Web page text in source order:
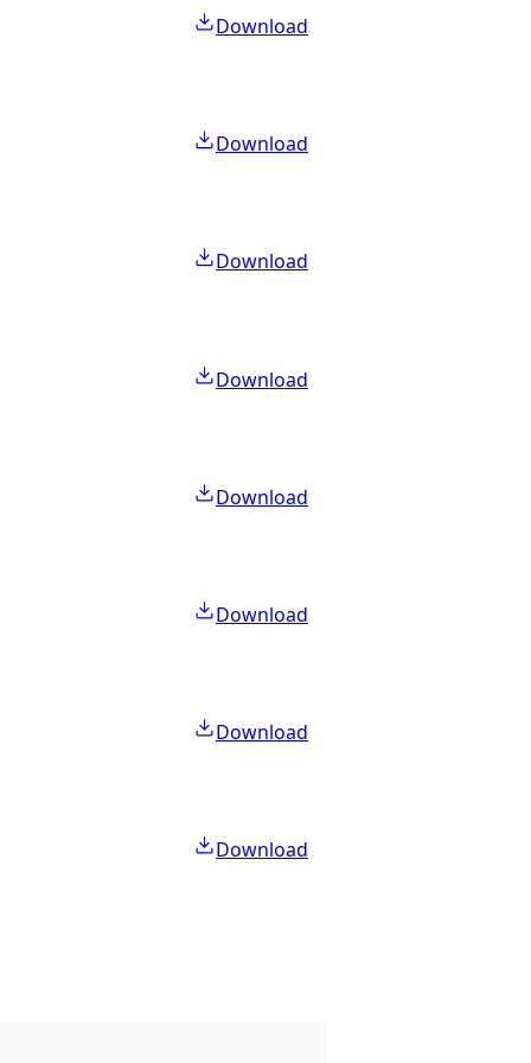
Download
Download
Download
Download
Download
Download
Download
Download